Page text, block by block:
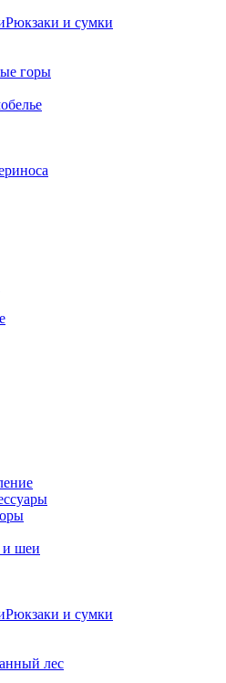
Рюкзаки и сумки
горы
и шеи
Рюкзаки и сумки
лес